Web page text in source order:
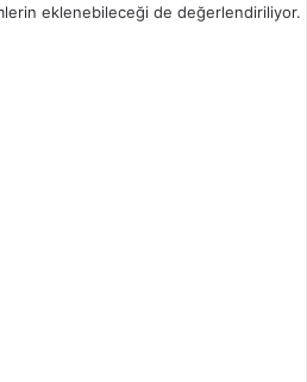
eklenebileceği de değerlendiriliyor.